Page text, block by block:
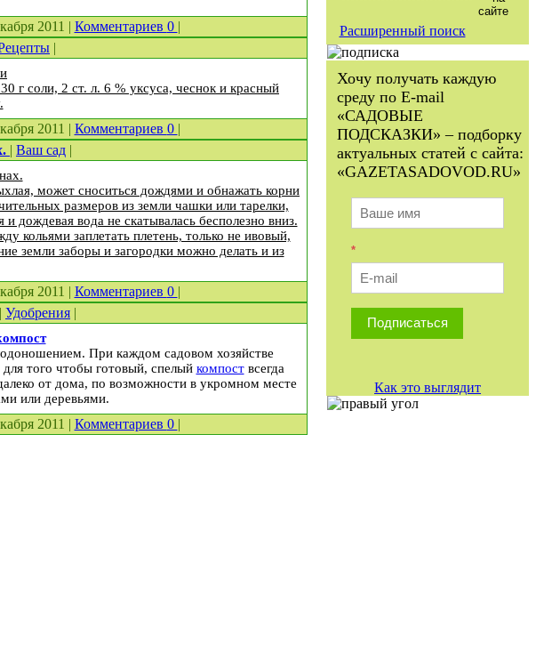
2011 | Комментариев 0 |
|
г соли, 2 ст. л. 6 % уксуса, чеснок и красный
2011 | Комментариев 0 |
| Ваш сад |
может сноситься дождями и обнажать корни
размеров из земли чашки или тарелки,
дождевая вода не скатывалась бесполезно вниз.
кольями заплетать плетень, только не ивовый,
земли заборы и загородки можно делать и из
2011 | Комментариев 0 |
| Удобрения |
При каждом садовом хозяйстве
того чтобы готовый, спелый компоствсегда
от дома, по возможности в укромном месте
или деревьями.
2011 | Комментариев 0 |
Расширенный поиск
Хочу получать каждую
среду по E-mail
«САДОВЫЕ
ПОДСКАЗКИ» – подборку
актуальных статей с сайта:
«GAZETASADOVOD.RU»
*
Подписаться
Как это выглядит